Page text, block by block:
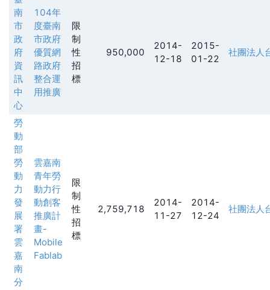
南
市
政
府
資
訊
中
心
104年
度臺南
市政府
優質網
路政府
整合運
用推廣
限
制
性
招
標
950,000
2014-
12-18
2015-
01-22
社團法人
勞
動
部
勞
動
力
發
展
署
雲
嘉
南
分
雲嘉南
青年勞
動力行
動創客
推廣計
畫-
Mobile
Fablab
限
制
性
招
標
2,759,718
2014-
11-27
2014-
12-24
社團法人